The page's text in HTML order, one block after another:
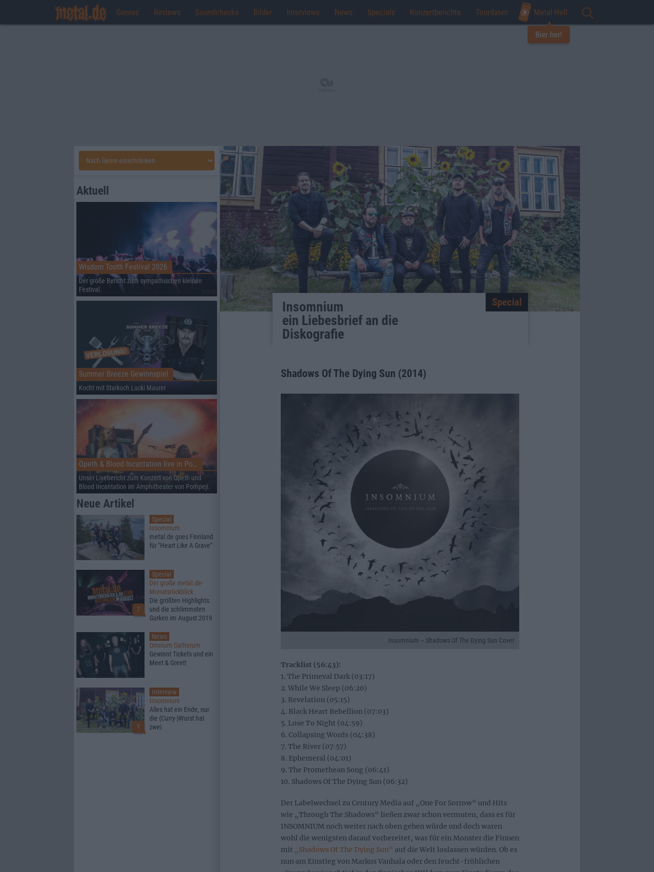
Genres Reviews Soundchecks Bilder Interviews News Specials Konzertberichte Tourdaten Metal Hell
Bier her!
Insomnium
ein Liebesbrief an die
Diskografie
Special
Shadows Of The Dying Sun (2014)
Insomnium – Shadows Of The Dying Sun Cover
Tracklist (56:43):
1. The Primeval Dark (03:17)
2. While We Sleep (06:20)
3. Revelation (05:15)
4. Black Heart Rebellion (07:03)
5. Lose To Night (04:59)
6. Collapsing Words (04:38)
7. The River (07:57)
8. Ephemeral (04:01)
9. The Promethean Song (06:41)
10. Shadows Of The Dying Sun (06:32)
Der Labelwechsel zu Century Media auf „One For Sorrow“ und Hits
wie „Through The Shadows“ ließen zwar schon vermuten, dass es für
INSOMNIUM noch weiter nach oben gehen würde und doch waren
wohl die wenigsten darauf vorbereitet, was für ein Monster die Finnen
mit „Shadows Of The Dying Sun“ auf die Welt loslassen würden. Ob es
nun am Einstieg von Markus Vanhala oder den feucht-fröhlichen
Aktuell
Wisdom Tooth Festival 2026
Der große Bericht zum sympathischen kleinen
Festival.
Summer Breeze Gewinnspiel
Kocht mit Starkoch Lucki Maurer
Opeth & Blood Incantation live in Pompeji
Unser Livebericht zum Konzert von Opeth und
Blood Incantation im Amphitheater von Pompeji.
Neue Artikel
Special
Insomnium
metal.de goes Finnland
für "Heart Like A Grave"
7
Special
Der große metal.de-
Monatsrückblick
Die größten Highlights
und die schlimmsten
Gurken im August 2019
News
Omnium Gatherum
Gewinnt Tickets und ein
Meet & Greet!
1
Interview
Insomnium
Alles hat ein Ende, nur
die (Curry-)Wurst hat
zwei